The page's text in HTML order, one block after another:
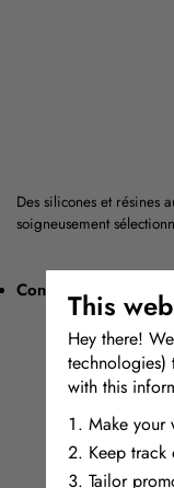
This
Hey there!
technologies)
with this
Make your
Keep
Tailor
Des silicones et résines
soigneusement
Conseils d'experts